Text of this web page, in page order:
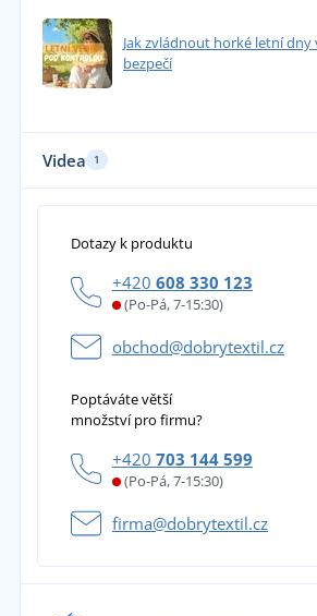
Jak zvládnout horké letní dny
bezpečí
Videa 1
Dotazy k produktu
+420 608 330 123
(Po-Pá, 7-15:30)
obchod@dobrytextil.cz
Poptáváte větší
množství pro firmu?
+420 703 144 599
(Po-Pá, 7-15:30)
firma@dobrytextil.cz